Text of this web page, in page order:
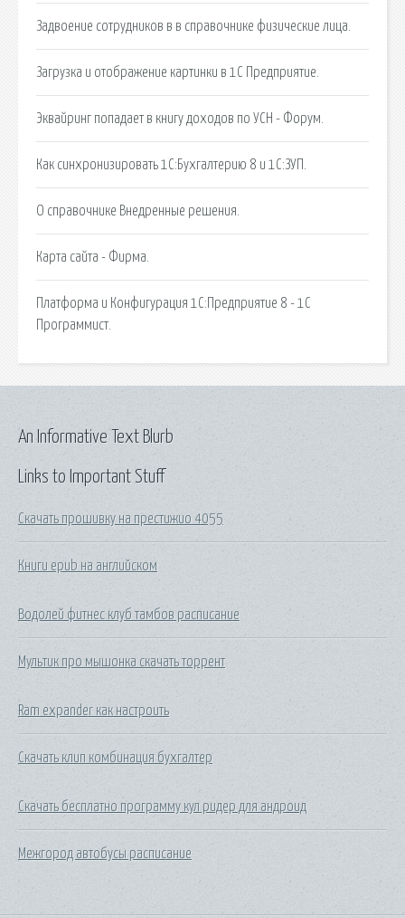
Задвоение сотрудников в в справочнике физические лица.
Загрузка и отображение картинки в 1С Предприятие.
Эквайринг попадает в книгу доходов по УСН - Форум.
Как синхронизировать 1С:Бухгалтерию 8 и 1С:ЗУП.
О справочнике Внедренные решения.
Карта сайта - Фирма.
Платформа и Конфигурация 1С:Предприятие 8 - 1С
Программист.
Links to Important Stuff
Скачать прошивку на престижио 4055
Книги epub на английском
Водолей фитнес клуб тамбов расписание
Мультик про мышонка скачать торрент
Ram expander как настроить
Скачать клип комбинация бухгалтер
Скачать бесплатно программу кул ридер для андроид
Межгород автобусы расписание
An Informative Text Blurb